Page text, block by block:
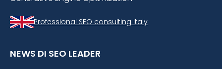
Professional SEO consulting Italy
NEWS DI SEO LEADER